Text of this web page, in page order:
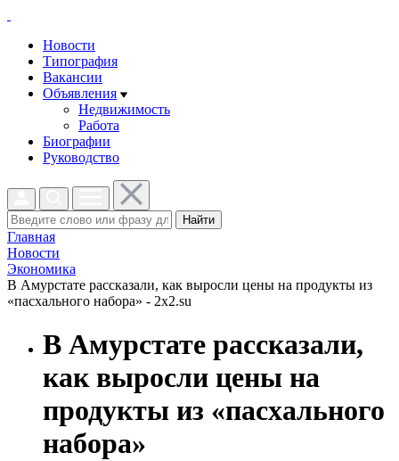
Новости
Типография
Вакансии
Объявления
Недвижимость
Работа
Биографии
Руководство
Найти
Главная
Новости
Экономика
В Амурстате рассказали, как выросли цены на продукты из
«пасхального набора» - 2x2.su
В Амурстате рассказали,
как выросли цены на
продукты из «пасхального
набора»